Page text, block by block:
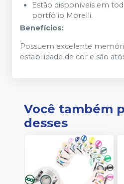
Estão disponíveis em
portfólio Morelli.
Benefícios:
Possuem excelente
estabilidade de cor e são
Você também
desses